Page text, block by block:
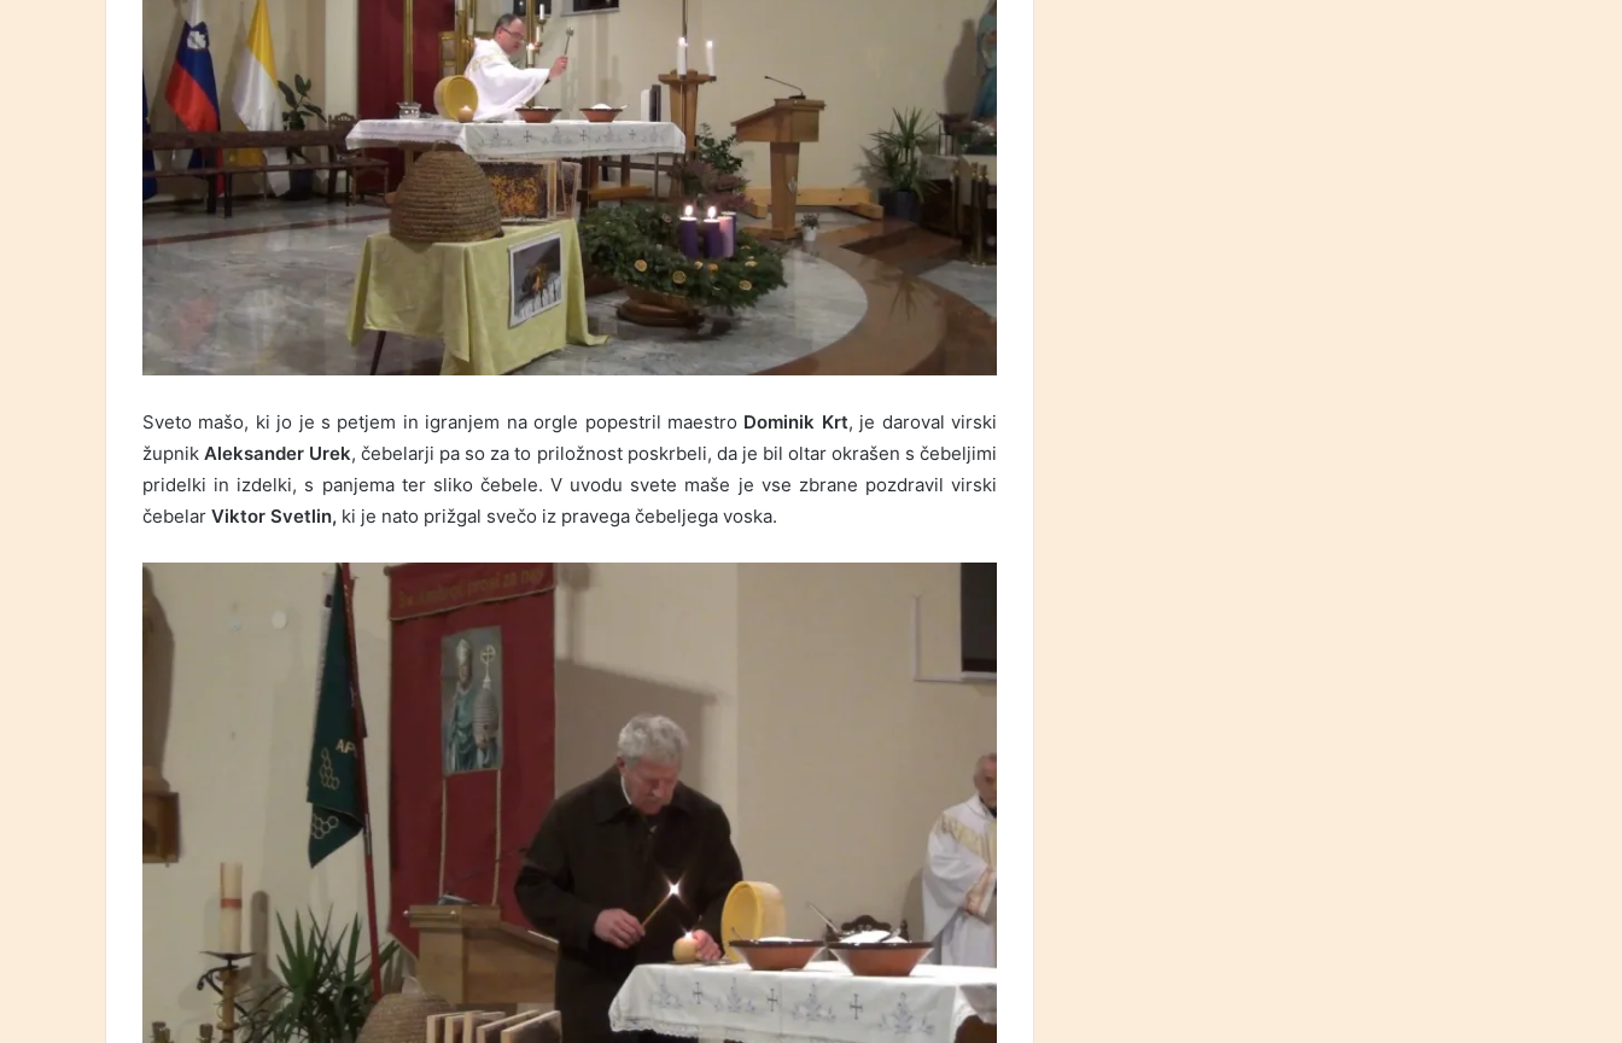
Sveto mašo, ki jo je s petjem in igranjem na orgle popestril maestro Dominik Krt, je daroval virski
župnikAleksander Urek, čebelarji pa so za to priložnost poskrbeli, da je bil oltar okrašen s čebeljimi
pridelki in izdelki, s panjema ter sliko čebele. V uvodu svete maše je vse zbrane pozdravil virski
čebelar Viktor Svetlin, ki je nato prižgal svečo iz pravega čebeljega voska.